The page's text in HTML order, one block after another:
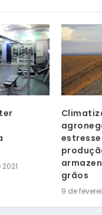
grãos
9 de